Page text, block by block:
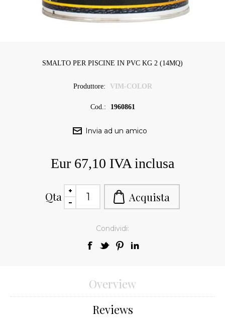
SMALTO PER PISCINE IN PVC KG 2 (14MQ)
Produttore: VIM-COLOR
Cod.: 1960861
Eur 67,10 IVA inclusa
Qta
Condividi:
Overview
Reviews